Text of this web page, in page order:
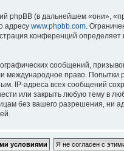
(в дальнейшем «они»,
адресу www.phpbb.com.
конференций
сообщений,
международное право.
IP-адреса всех сообщений
или закрыть любую тему в
без вашего разрешения,